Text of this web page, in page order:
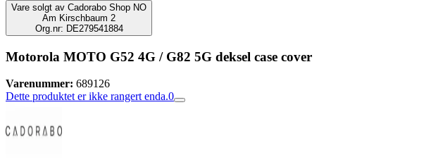
Vare solgt av Cadorabo Shop NO
Am Kirschbaum 2
Org.nr: DE279541884
Motorola MOTO G52 4G / G82 5G deksel case cover
Varenummer: 689126
Dette produktet er ikke rangert enda.0